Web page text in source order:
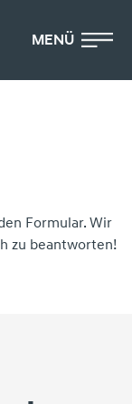
MENÜ
Formular. Wir
zu beantworten!